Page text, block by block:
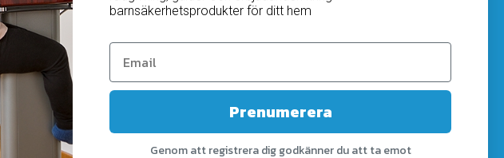
barnsäkerhetsprodukter för ditt hem
Prenumerera
Genom att registrera dig godkänner du att ta emot